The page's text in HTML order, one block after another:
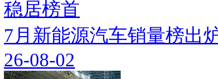
7月新能源汽车销量榜出
26-08-02